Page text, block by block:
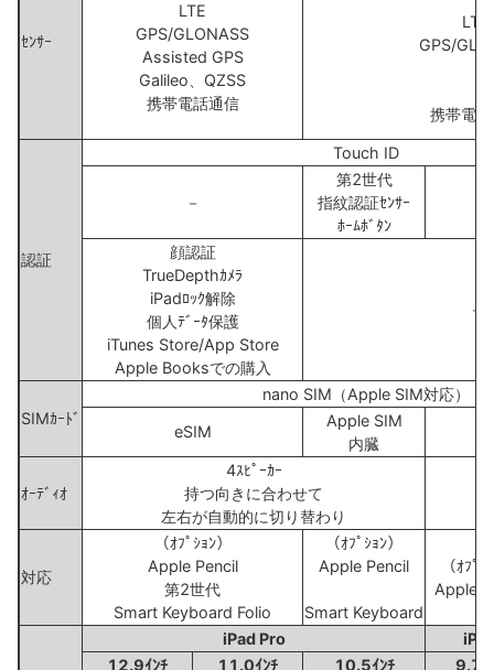
ｾﾝｻｰ
LTE
GPS/GLONASS
Assisted GPS
Galileo、QZSS
携帯電話通信
LTE
GPS/
携帯電
認証
Touch ID
－
第2世代
指紋認証ｾﾝｻｰ
ﾎｰﾑﾎﾞﾀﾝ
顔認証
TrueDepthｶﾒﾗ
iPadﾛｯｸ解除
個人ﾃﾞｰﾀ保護
iTunes Store/App Store
Apple Booksでの購入
－
SIMｶｰﾄﾞ
nano SIM（Apple SIM対応）
eSIM
Apple SIM
内臓
ｵｰﾃﾞｨｵ
4ｽﾋﾟｰｶｰ
持つ向きに合わせて
左右が自動的に切り替わり
対応
（ｵﾌﾟｼｮﾝ）
Apple Pencil
第2世代
Smart Keyboard Folio
（ｵﾌﾟｼｮﾝ）
Apple Pencil
Smart Keyboard
（ｵﾌﾟ
Apple
iPad Pro
12.9ｲﾝﾁ
11.0ｲﾝﾁ 10.5ｲﾝﾁ
9.7ｲ